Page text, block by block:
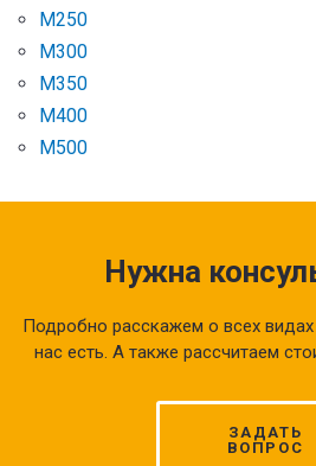
М250
М300
М350
М400
М500
Нужна
Подробно расскажем о всех видах
нас есть. А также рассчитаем
ЗАДАТЬ
ВОПРОС